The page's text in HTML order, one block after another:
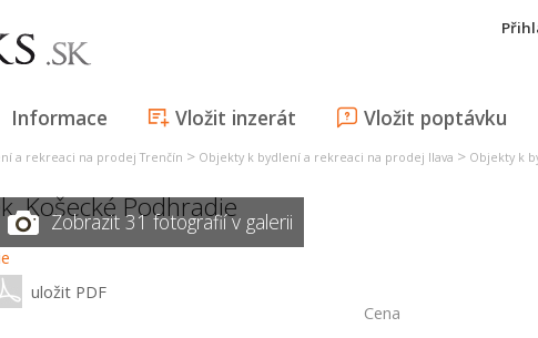
Informace Vložit inzerát Vložit poptávku
a rekreaci na prodej Trenčín > Objekty k bydlení a rekreaci na prodej Ilava > Objekty k
Košecké Podhradie
Zobrazit 31 fotografií v galerii
uložit PDF
Cena